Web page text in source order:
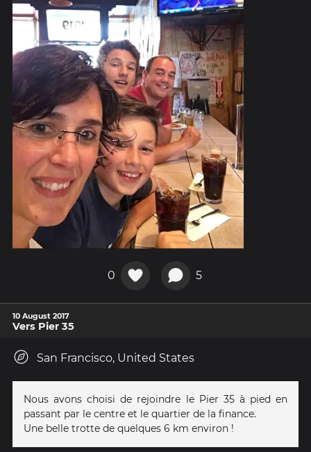
0 5
10 August 2017
Vers Pier 35
San Francisco, United States
Nous avons choisi de rejoindre le Pier 35 à pied en
passant par le centre et le quartier de la finance.
Une belle trotte de quelques 6 km environ !